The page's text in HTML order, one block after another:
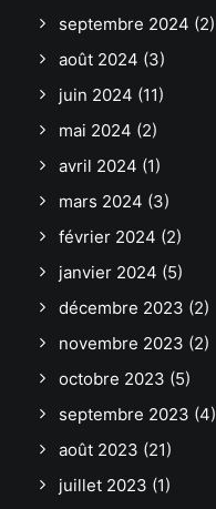
septembre 2024 (2)
août 2024 (3)
juin 2024 (11)
mai 2024 (2)
avril 2024 (1)
mars 2024 (3)
février 2024 (2)
janvier 2024 (5)
décembre 2023 (2)
novembre 2023 (2)
octobre 2023 (5)
septembre 2023 (4)
août 2023 (21)
juillet 2023 (1)